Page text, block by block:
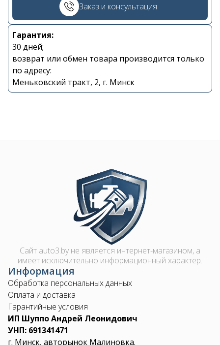
Заказ и консультация
Гарантия:
30 дней;
возврат или обмен товара производится только
по адресу:
Меньковский тракт, 2, г. Минск
shupik21@bk.ru
Image
Сайт auto3.by не является интернет-магазином, а
имеет исключительно информационный характер.
Информация
Обработка персональных данных
Оплата и доставка
Гарантийные условия
ИП Шуппо Андрей Леонидович
УНП: 691341471
г. Минск, авторынок Малиновка.